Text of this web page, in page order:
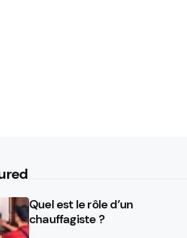
Quel est le rôle d’un
chauffagiste ?